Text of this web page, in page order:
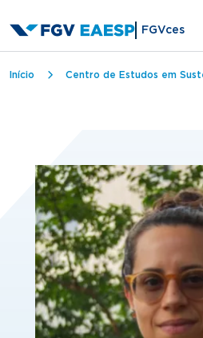
FGVces
Trilha de
Início Centro de Estudos em